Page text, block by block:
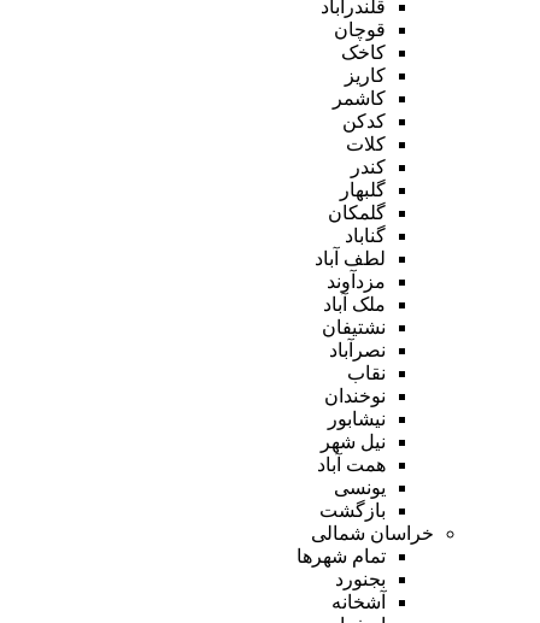
قلندرآباد
قوچان
کاخک
کاریز
کاشمر
کدکن
کلات
کندر
گلبهار
گلمکان
گناباد
لطف آباد
مزدآوند
ملک آباد
نشتیفان
نصرآباد
نقاب
نوخندان
نیشابور
نیل شهر
همت آباد
یونسی
بازگشت
خراسان شمالی
تمام شهر‌ها
بجنورد
آشخانه